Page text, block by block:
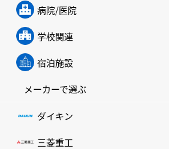
病院/医院
学校関連
宿泊施設
メーカーで選ぶ
ダイキン
三菱重工